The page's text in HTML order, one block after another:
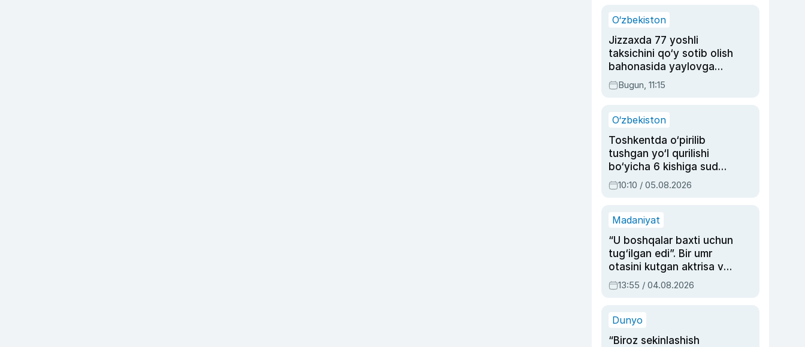
O‘zbekiston
Jizzaxda 77 yoshli
taksichini qo‘y sotib olish
bahonasida yaylovga
olib borib o‘ldirgan yigit
20 yilga qamaldi
Bugun, 11:15
O‘zbekiston
Toshkentda o‘pirilib
tushgan yo‘l qurilishi
bo‘yicha 6 kishiga sud
hukmi o‘qildi
10:10 / 05.08.2026
Madaniyat
“U boshqalar baxti uchun
tug‘ilgan edi”. Bir umr
otasini kutgan aktrisa va
dublyaj ustasi Rimma
Ahmedovaning
13:55 / 04.08.2026
Dunyo
“Biroz sekinlashish